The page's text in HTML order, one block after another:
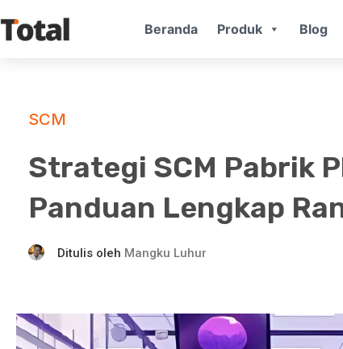
Beranda Produk Blog
SCM
Strategi SCM Pabrik
Panduan Lengkap
Ditulis oleh Mangku Luhur